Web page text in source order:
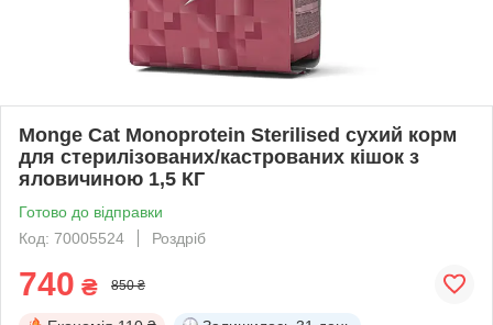
Monge Cat Monoprotein Sterilised сухий корм
для стерилізованих/кастрованих кішок з
яловичиною 1,5 КГ
Готово до відправки
Код: 70005524
Роздріб
740 ₴ 850 ₴